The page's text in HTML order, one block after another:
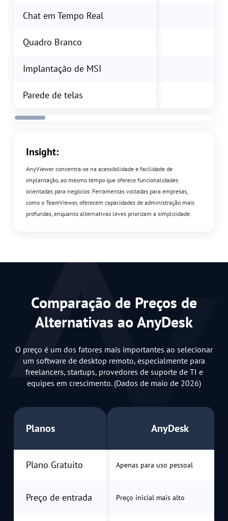
Chat em Tempo Real
Quadro Branco
Implantação de MSI
Parede de telas
Insight:
AnyViewer concentra-se na acessibilidade e facilidade de
implantação, ao mesmo tempo que oferece funcionalidades
orientadas para negócios. Ferramentas voltadas para empresas,
como o TeamViewer, oferecem capacidades de administração mais
profundas, enquanto alternativas leves priorizam a simplicidade.
Comparação de Preços de
Alternativas ao AnyDesk
O preço é um dos fatores mais importantes ao selecionar
um software de desktop remoto, especialmente para
freelancers, startups, provedores de suporte de TI e
equipes em crescimento. (Dados de maio de 2026)
Planos AnyDesk
Plano Gratuito Apenas para uso pessoal
Preço de entrada Preço inicial mais alto